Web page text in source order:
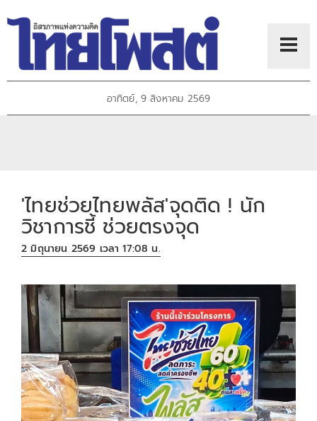
อาทิตย์, 9 สิงหาคม 2569
'ไทยช่วยไทยพลัส'จุดติด ! นัก
วิชาการชี้ ช่วยตรงจุด
2 มิถุนายน 2569 เวลา 17:08 น.